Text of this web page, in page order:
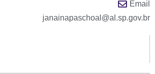
Email
janainapaschoal@al.sp.gov.br